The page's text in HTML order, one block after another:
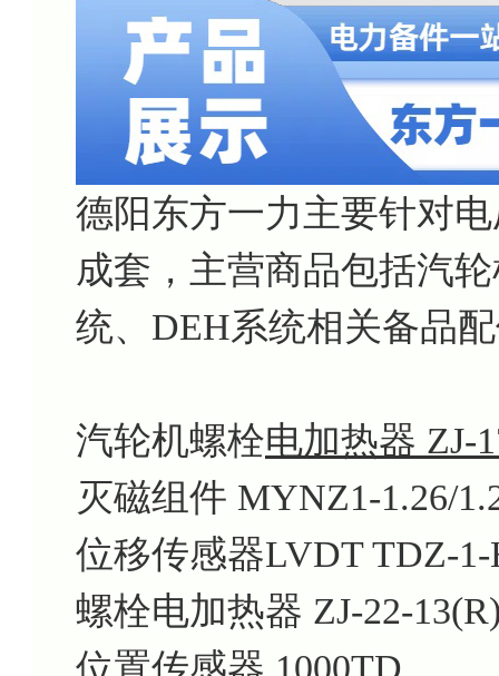
德阳东方一力主要针对
成套，主营商品包括汽
统、DEH系统相关备品
汽轮机螺栓电加热器 ZJ-
灭磁组件 MYNZ1-1.26/
位移传感器LVDT TDZ-1-
螺栓电加热器 ZJ-22-
位置传感器 1000TD